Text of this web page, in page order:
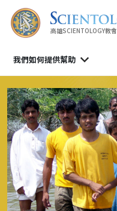
高雄SCIENTOLOGY教會
我們如何提供幫助